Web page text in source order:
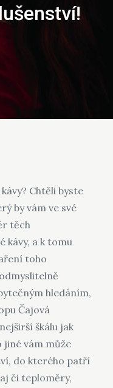
Chtěli byste
by vám ve své
těch
kávy, a k tomu
toho
hledáním,
Čajová
škálu jak
jiné vám může
do kterého patří
či teploměry,